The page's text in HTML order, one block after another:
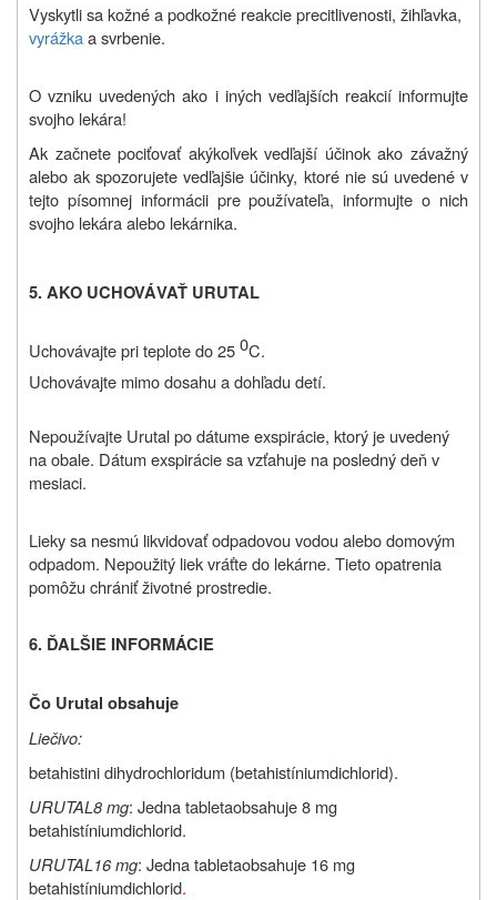
Vyskytli sa kožné a podkožné reakcie precitlivenosti, žihľavka,
vyrážkaa svrbenie.
O vzniku uvedených ako i iných vedľajších reakcií informujte
svojho lekára!
Ak začnete pociťovať akýkoľvek vedľajší účinok ako závažný
alebo ak spozorujete vedľajšie účinky, ktoré nie sú uvedené v
tejto písomnej informácii pre používateľa, informujte o nich
svojho lekára alebo lekárnika.
5. AKO UCHOVÁVAŤ URUTAL
Uchovávajte pri teplote do 250C.
Uchovávajte mimo dosahu a dohľadu detí.
Nepoužívajte Urutal po dátume exspirácie, ktorý je uvedený
na obale. Dátum exspirácie sa vzťahuje na posledný deň v
mesiaci.
Lieky sa nesmú likvidovať odpadovou vodou alebo domovým
odpadom. Nepoužitý liek vráťte do lekárne. Tieto opatrenia
pomôžu chrániť životné prostredie.
6. ĎALŠIE INFORMÁCIE
Čo Urutal obsahuje
Liečivo:
betahistini dihydrochloridum (betahistíniumdichlorid).
URUTAL8 mg: Jedna tabletaobsahuje 8 mg
betahistíniumdichlorid.
URUTAL16 mg: Jedna tabletaobsahuje 16 mg
betahistíniumdichlorid.